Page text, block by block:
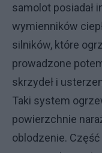
samolot posiadał
wymienników
silników, które
prowadzone
skrzydeł i
Taki system
powierzchnie
oblodzenie.